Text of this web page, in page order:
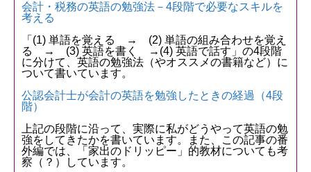
会計・税務の英語の勉強法－4段階で必要なスキルを
考える
「(1) 単語を覚える → (2) 単語の組み合わせを覚え
る → (3) 英語を書く →(4) 英語で話す」の4段階
に分けて、英語の勉強法（やオススメの書籍など）に
ついて書いています。
公認会計士が会計の英語を勉強したときの経過（4段
階）
上記の段階に沿って、実際に私がどうやって英語の勉
強をしてきたかを書いています。また、この記事の番
外編では、「家出のドリッピー」的教材についても考
察（？）しています。